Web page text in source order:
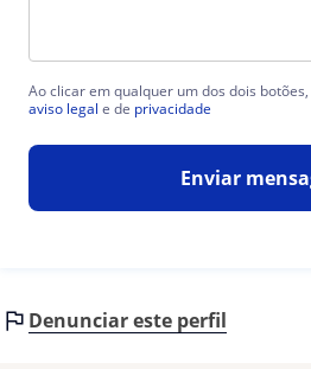
Ao clicar em qualquer um dos dois
aviso legal e de privacidade
Enviar
Denunciar este perfil